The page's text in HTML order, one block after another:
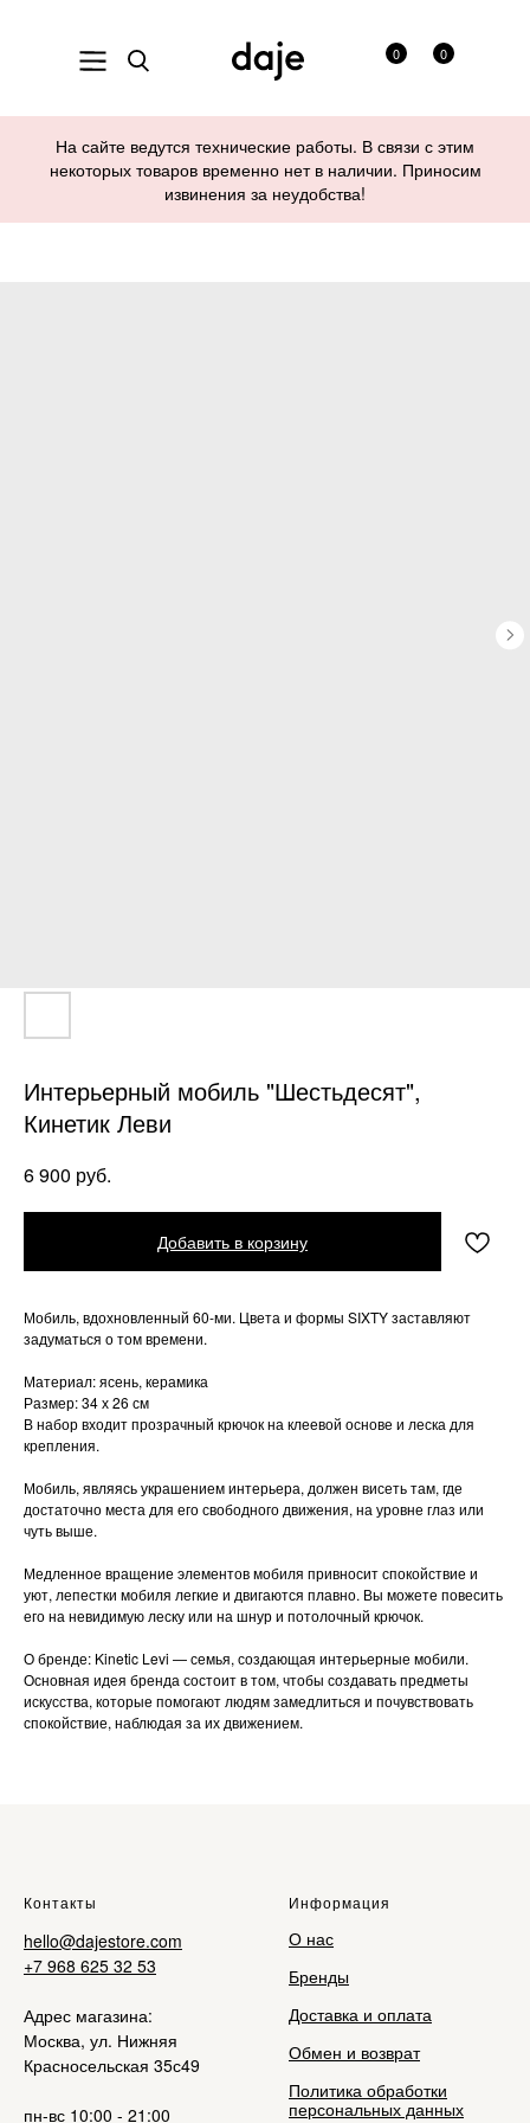
0
0
На сайте ведутся технические работы. В связи с этим
некоторых товаров временно нет в наличии. Приносим
извинения за неудобства!
Интерьерный мобиль "Шестьдесят",
Кинетик Леви
6 900 руб.
Добавить в корзину
Мобиль, вдохновленный 60-ми. Цвета и формы SIXTY заставляют
задуматься о том времени.
Материал: ясень, керамика
Размер: 34 х 26 см
В набор входит прозрачный крючок на клеевой основе и леска для
крепления.
Мобиль, являясь украшением интерьера, должен висеть там, где
достаточно места для его свободного движения, на уровне глаз или
чуть выше.
Медленное вращение элементов мобиля привносит спокойствие и
уют, лепестки мобиля легкие и двигаются плавно. Вы можете повесить
его на невидимую леску или на шнур и потолочный крючок.
О бренде: Kinetic Levi — семья, создающая интерьерные мобили.
Основная идея бренда состоит в том, чтобы создавать предметы
искусства, которые помогают людям замедлиться и почувствовать
спокойствие, наблюдая за их движением.
Контакты
hello@dajestore.com
+7 968 625 32 53
Адрес магазина:
Москва, ул. Нижняя
Красносельская 35с49
пн-вс 10:00 - 21:00
Информация
О нас
Бренды
Доставка и оплата
Обмен и возврат
Политика обработки
персональных данных